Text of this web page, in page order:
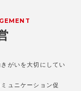
がいを大切にしてい
ュニケーション促